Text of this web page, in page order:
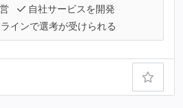
自社サービスを開発
インで選考が受けられる